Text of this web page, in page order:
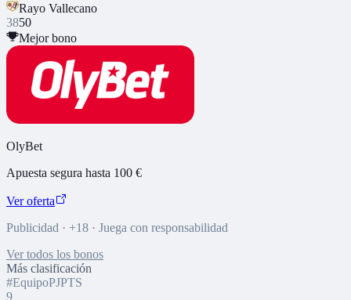
Rayo Vallecano
3850
Mejor bono
OlyBet
Apuesta segura hasta 100 €
Ver oferta
Publicidad · +18 · Juega con responsabilidad
Ver todos los bonos
Más clasificación
#EquipoPJPTS
9